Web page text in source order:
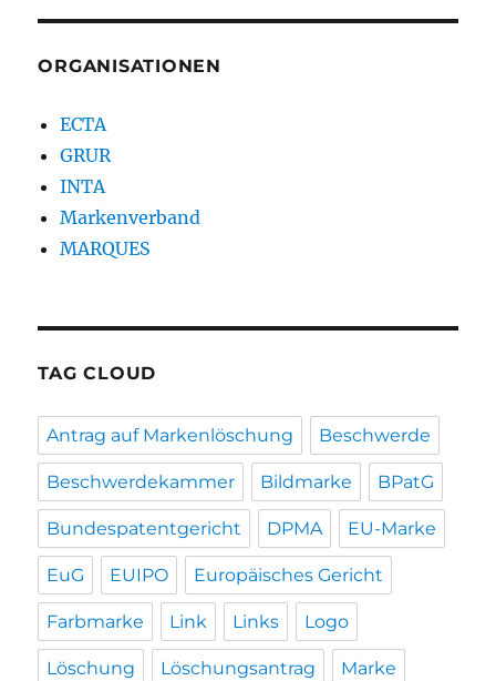
ORGANISATIONEN
ECTA
GRUR
INTA
Markenverband
MARQUES
TAG CLOUD
Antrag auf Markenlöschung Beschwerde
Beschwerdekammer Bildmarke BPatG
Bundespatentgericht DPMA EU-Marke
EuG EUIPO Europäisches Gericht
Farbmarke Link Links Logo
Löschung Löschungsantrag Marke